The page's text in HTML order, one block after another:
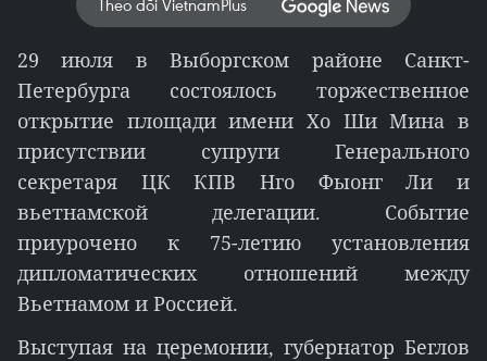
Theo dõi VietnamPlus
29 июля в Выборгском районе Санкт-
Петербурга состоялось торжественное
открытие площади имени Хо Ши Мина в
присутствии супруги Генерального
секретаря ЦК КПВ Нго Фыонг Ли и
вьетнамской делегации. Событие
приурочено к 75-летию установления
дипломатических отношений между
Вьетнамом и Россией.
Выступая на церемонии, губернатор Беглов